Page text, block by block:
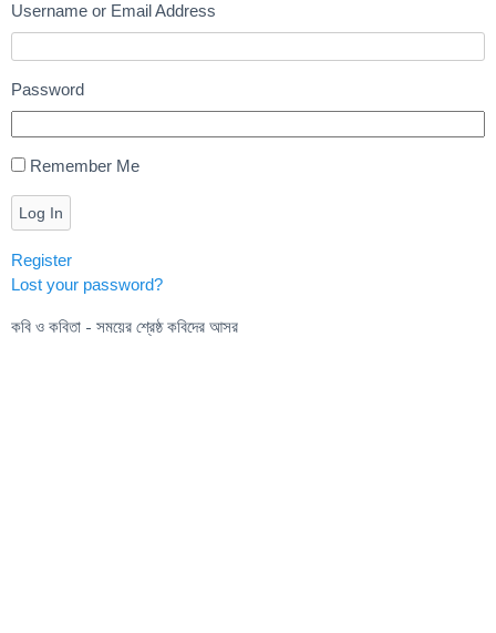
Username or Email Address
Password
Remember Me
Log In
Register
Lost your password?
কবি ও কবিতা - সময়ের শ্রেষ্ঠ কবিদের আসর